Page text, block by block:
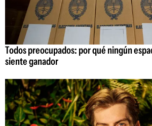
Todos preocupados: por qué ningún
siente ganador